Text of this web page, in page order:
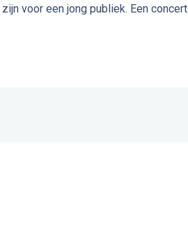
voor een jong publiek. Een concert